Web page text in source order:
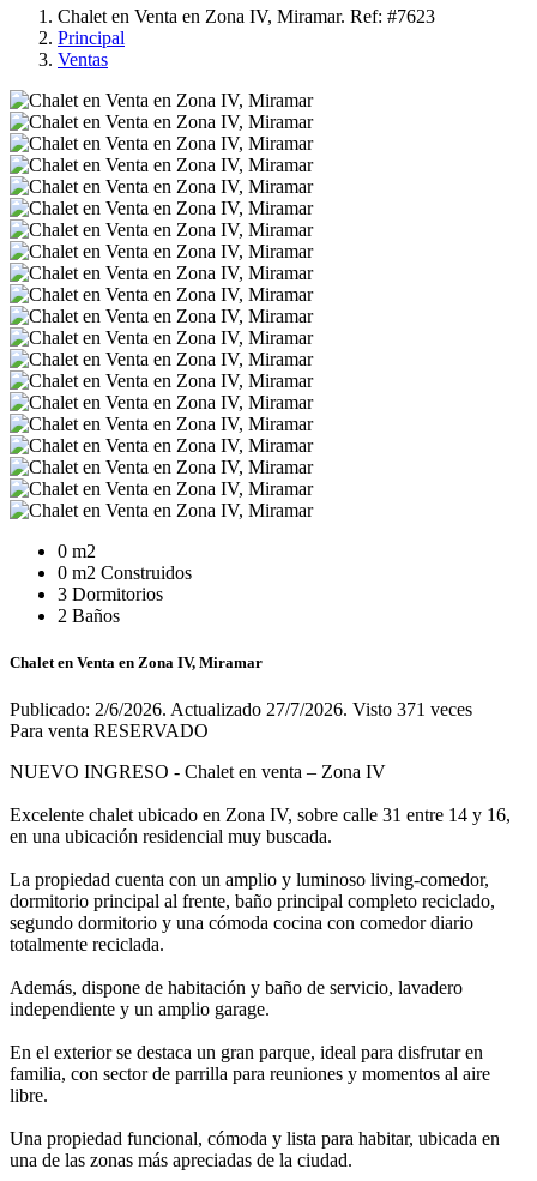
Chalet en Venta en Zona IV, Miramar. Ref: #7623
Principal
Ventas
0 m2
0 m2 Construidos
3 Dormitorios
2 Baños
Chalet en Venta en Zona IV, Miramar
Publicado: 2/6/2026. Actualizado 27/7/2026. Visto 371 veces
Para venta RESERVADO
NUEVO INGRESO - Chalet en venta – Zona IV
Excelente chalet ubicado en Zona IV, sobre calle 31 entre 14 y 16,
en una ubicación residencial muy buscada.
La propiedad cuenta con un amplio y luminoso living-comedor,
dormitorio principal al frente, baño principal completo reciclado,
segundo dormitorio y una cómoda cocina con comedor diario
totalmente reciclada.
Además, dispone de habitación y baño de servicio, lavadero
independiente y un amplio garage.
En el exterior se destaca un gran parque, ideal para disfrutar en
familia, con sector de parrilla para reuniones y momentos al aire
libre.
Una propiedad funcional, cómoda y lista para habitar, ubicada en
una de las zonas más apreciadas de la ciudad.